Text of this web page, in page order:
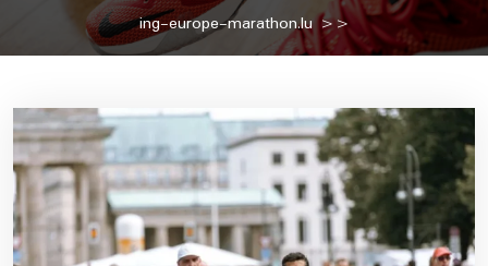
ing-europe-marathon.lu>>